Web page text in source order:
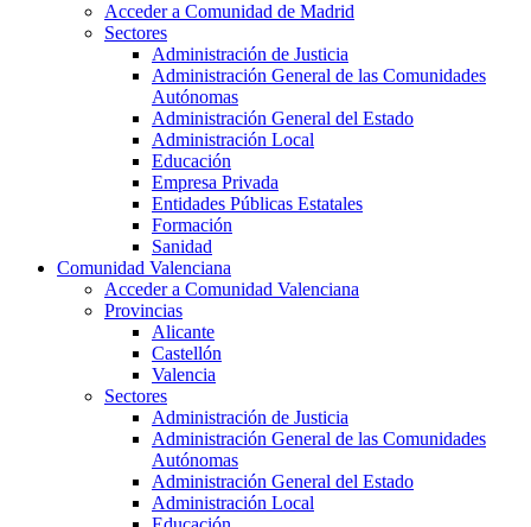
Acceder a Comunidad de Madrid
Sectores
Administración de Justicia
Administración General de las Comunidades
Autónomas
Administración General del Estado
Administración Local
Educación
Empresa Privada
Entidades Públicas Estatales
Formación
Sanidad
Comunidad Valenciana
Acceder a Comunidad Valenciana
Provincias
Alicante
Castellón
Valencia
Sectores
Administración de Justicia
Administración General de las Comunidades
Autónomas
Administración General del Estado
Administración Local